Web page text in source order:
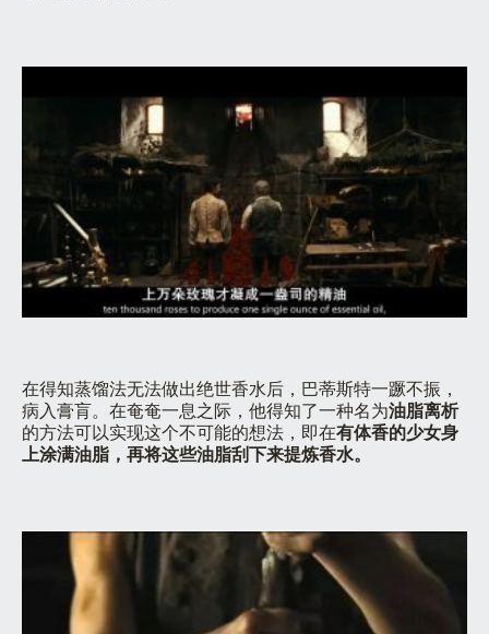
在得知蒸馏法无法做出绝世香水后，巴蒂斯特一蹶不振，
病入膏肓。在奄奄一息之际，他得知了一种名为油脂离析
的方法可以实现这个不可能的想法，即在有体香的少女身
上涂满油脂，再将这些油脂刮下来提炼香水。